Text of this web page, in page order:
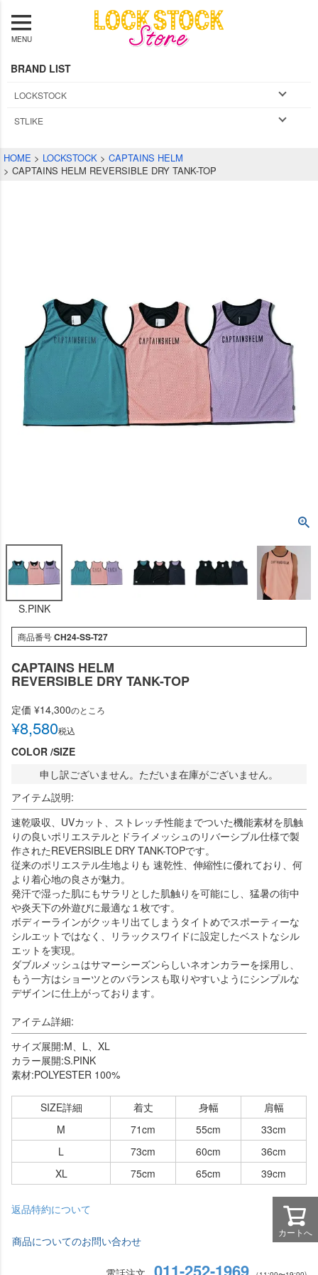
MENU
BRAND LIST
LOCKSTOCK
STLIKE
HOME LOCKSTOCK
CAPTAINS HELM
CAPTAINS HELM REVERSIBLE DRY TANK-TOP
S.PINK
商品番号CH24-SS-T27
CAPTAINS HELM
REVERSIBLE DRY TANK-TOP
定価 ¥14,300のところ
¥8,580税込
COLOR SIZE
申し訳ございません。ただいま在庫がございません。
アイテム説明:
速乾吸収、UVカット、ストレッチ性能までついた機能素材を肌触
りの良いポリエステルとドライメッシュのリバーシブル仕様で製
作されたREVERSIBLE DRY TANK-TOPです。
従来のポリエステル生地よりも 速乾性、伸縮性に優れており、何
より着心地の良さが魅力。
発汗で湿った肌にもサラリとした肌触りを可能にし、猛暑の街中
や炎天下の外遊びに最適な１枚です。
ボディーラインがクッキリ出てしまうタイトめでスポーティーな
シルエットではなく、リラックスワイドに設定したベストなシル
エットを実現。
ダブルメッシュはサマーシーズンらしいネオンカラーを採用し、
もう一方はショーツとのバランスも取りやすいようにシンプルな
デザインに仕上がっております。
アイテム詳細:
サイズ展開:M、L、XL
カラー展開:S.PINK
素材:POLYESTER 100%
SIZE詳細 着丈 身幅
肩幅
M
71cm 55cm
33cm
L
73cm 60cm
36cm
XL
75cm 65cm 39cm
返品特約について
商品についてのお問い合わせ
カートへ